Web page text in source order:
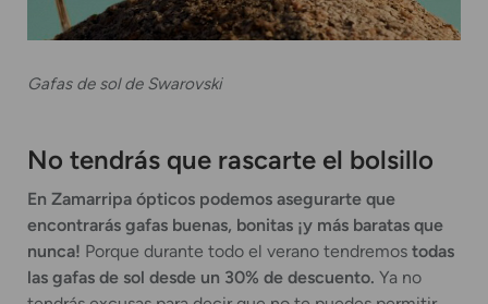
Gafas de sol de Swarovski
No tendrás que rascarte el bolsillo
En Zamarripa ópticos podemos asegurarte que
encontrarás gafas buenas, bonitas ¡y más baratas que
nunca! Porque durante todo el verano tendremos todas
las gafas de sol desde un 30% de descuento. Ya no